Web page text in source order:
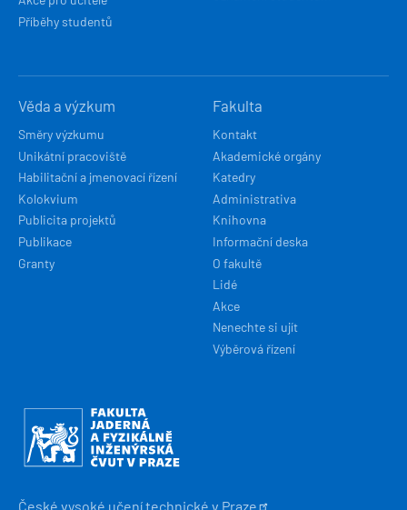
Příběhy studentů
Věda a výzkum
Směry výzkumu
Unikátní pracoviště
Habilitační a jmenovací řízení
Kolokvium
Publicita projektů
Publikace
Granty
Fakulta
Kontakt
Akademické orgány
Katedry
Administrativa
Knihovna
Informační deska
O fakultě
Lidé
Akce
Nenechte si ujít
Výběrová řízení
Obrázek
České vysoké učení technické v Praze